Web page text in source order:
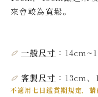
來會較為寬鬆。
一般尺寸 ：
客製尺寸 ：13cm
不適用七日鑑賞期規定，